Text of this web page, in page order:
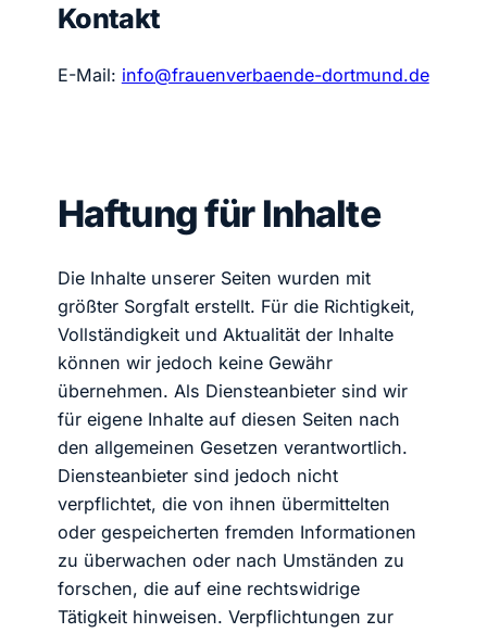
Kontakt
E-Mail: info@frauenverbaende-dortmund.de
Haftung für Inhalte
Die Inhalte unserer Seiten wurden mit
größter Sorgfalt erstellt. Für die Richtigkeit,
Vollständigkeit und Aktualität der Inhalte
können wir jedoch keine Gewähr
übernehmen. Als Diensteanbieter sind wir
für eigene Inhalte auf diesen Seiten nach
den allgemeinen Gesetzen verantwortlich.
Diensteanbieter sind jedoch nicht
verpflichtet, die von ihnen übermittelten
oder gespeicherten fremden Informationen
zu überwachen oder nach Umständen zu
forschen, die auf eine rechtswidrige
Tätigkeit hinweisen. Verpflichtungen zur